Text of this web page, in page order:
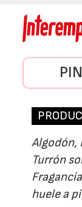
Algodón,
Turrón
huele a